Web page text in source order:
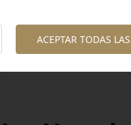
ACEPTAR TODAS